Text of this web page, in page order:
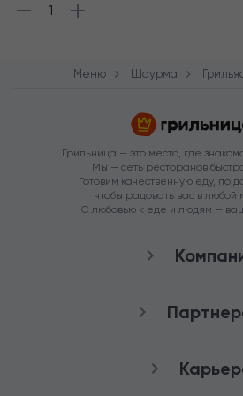
1
Меню Шаурма
Грильница — это место, где
Мы — сеть ресторанов
Готовим качественную еду, по
чтобы радовать вас в любой
С любовью к еде и людям —
Аренда